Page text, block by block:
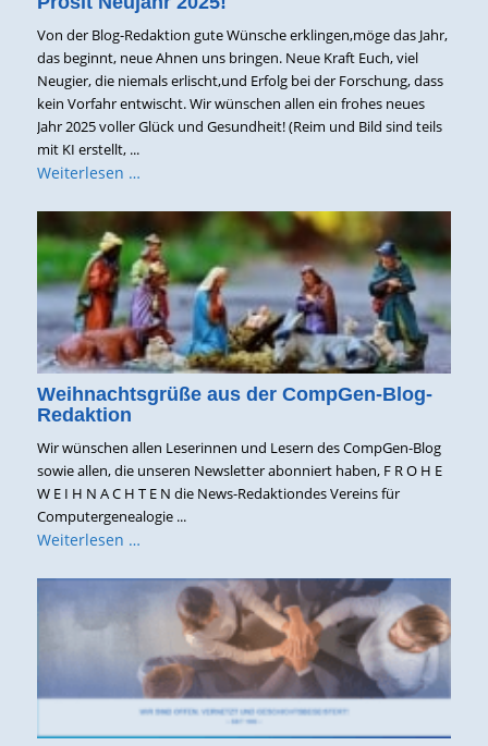
Von der Blog-Redaktion gute Wünsche erklingen,möge das Jahr,
das beginnt, neue Ahnen uns bringen. Neue Kraft Euch, viel
Neugier, die niemals erlischt,und Erfolg bei der Forschung, dass
kein Vorfahr entwischt. Wir wünschen allen ein frohes neues
Jahr 2025 voller Glück und Gesundheit! (Reim und Bild sind teils
mit KI erstellt, ...
Weiterlesen …
Weihnachtsgrüße aus der CompGen-Blog-
Redaktion
Wir wünschen allen Leserinnen und Lesern des CompGen-Blog
sowie allen, die unseren Newsletter abonniert haben, F R O H E
W E I H N A C H T E N die News-Redaktiondes Vereins für
Computergenealogie ...
Weiterlesen …